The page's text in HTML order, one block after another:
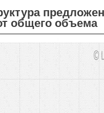
общего объема